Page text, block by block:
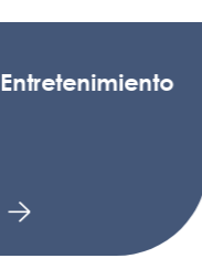
Entretenimiento